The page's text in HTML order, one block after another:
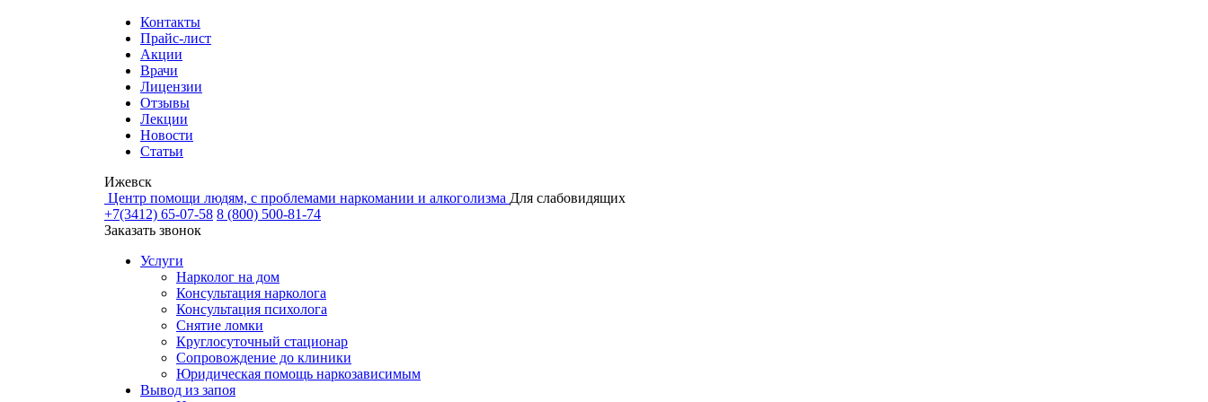
Контакты
Прайс-лист
Акции
Врачи
Лицензии
Отзывы
Лекции
Новости
Статьи
Ижевск
Центр помощи людям, с проблемами наркомании и алкоголизма Для слабовидящих
+7(3412) 65-07-58 8 (800) 500-81-74
Заказать звонок
Услуги
Нарколог на дом
Консультация нарколога
Консультация психолога
Снятие ломки
Круглосуточный стационар
Сопровождение до клиники
Юридическая помощь наркозависимым
Вывод из запоя